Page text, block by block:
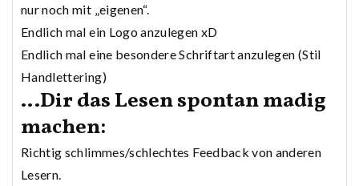
nur noch mit „eigenen“.
Endlich mal ein Logo anzulegen xD
Endlich mal eine besondere Schriftart anzulegen (Stil
Handlettering)
…Dir das Lesen spontan madig
machen:
Richtig schlimmes/schlechtes Feedback von anderen
Lesern.